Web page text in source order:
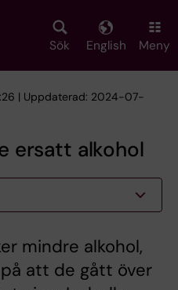
Sök English Meny
| Uppdaterad: 2024-07-
ersatt alkohol
mindre alkohol,
att de gått över